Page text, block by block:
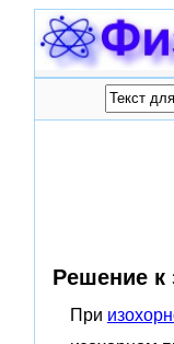
Решение к
При